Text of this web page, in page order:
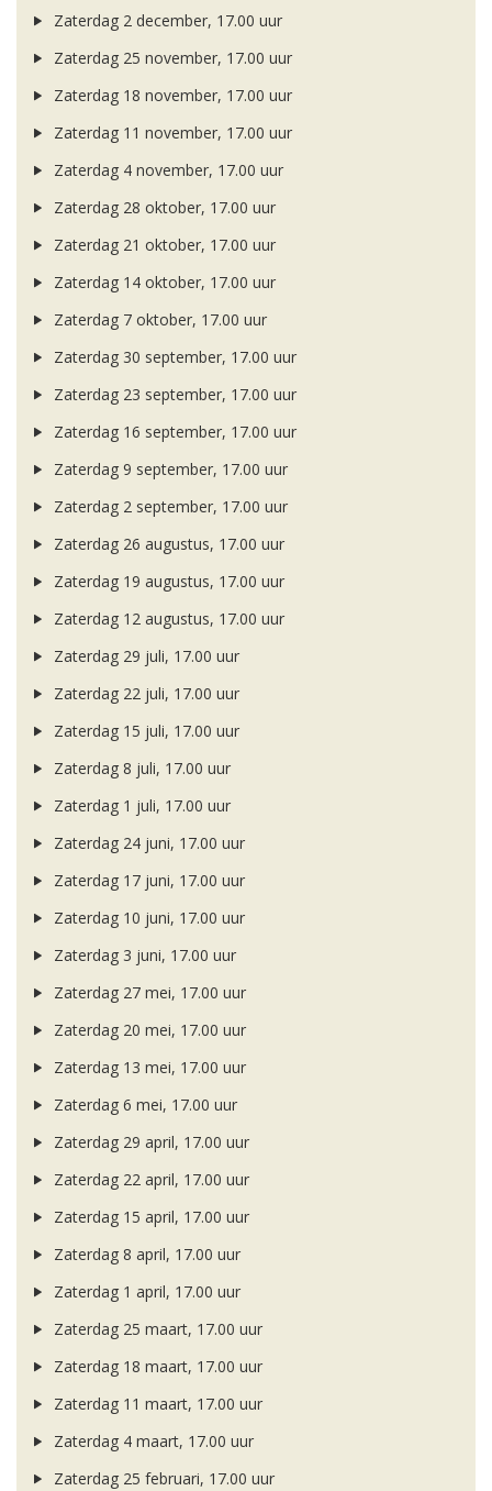
Zaterdag 2 december, 17.00 uur
Zaterdag 25 november, 17.00 uur
Zaterdag 18 november, 17.00 uur
Zaterdag 11 november, 17.00 uur
Zaterdag 4 november, 17.00 uur
Zaterdag 28 oktober, 17.00 uur
Zaterdag 21 oktober, 17.00 uur
Zaterdag 14 oktober, 17.00 uur
Zaterdag 7 oktober, 17.00 uur
Zaterdag 30 september, 17.00 uur
Zaterdag 23 september, 17.00 uur
Zaterdag 16 september, 17.00 uur
Zaterdag 9 september, 17.00 uur
Zaterdag 2 september, 17.00 uur
Zaterdag 26 augustus, 17.00 uur
Zaterdag 19 augustus, 17.00 uur
Zaterdag 12 augustus, 17.00 uur
Zaterdag 29 juli, 17.00 uur
Zaterdag 22 juli, 17.00 uur
Zaterdag 15 juli, 17.00 uur
Zaterdag 8 juli, 17.00 uur
Zaterdag 1 juli, 17.00 uur
Zaterdag 24 juni, 17.00 uur
Zaterdag 17 juni, 17.00 uur
Zaterdag 10 juni, 17.00 uur
Zaterdag 3 juni, 17.00 uur
Zaterdag 27 mei, 17.00 uur
Zaterdag 20 mei, 17.00 uur
Zaterdag 13 mei, 17.00 uur
Zaterdag 6 mei, 17.00 uur
Zaterdag 29 april, 17.00 uur
Zaterdag 22 april, 17.00 uur
Zaterdag 15 april, 17.00 uur
Zaterdag 8 april, 17.00 uur
Zaterdag 1 april, 17.00 uur
Zaterdag 25 maart, 17.00 uur
Zaterdag 18 maart, 17.00 uur
Zaterdag 11 maart, 17.00 uur
Zaterdag 4 maart, 17.00 uur
Zaterdag 25 februari, 17.00 uur